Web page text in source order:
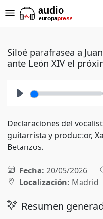
Siloé parafrasea a
ante León XIV el
Declaraciones del
guitarrista y productor,
Betanzos.
Fecha: 20/05/2026
Localización: Madrid
Resumen